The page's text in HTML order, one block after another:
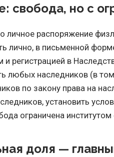
свобода, но с
личное распоряжение
лично, в письменной
и регистрацией в
любых наследников (в
по закону права на
установить
ограничена
доля —